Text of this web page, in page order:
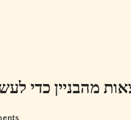
מהבניין כדי